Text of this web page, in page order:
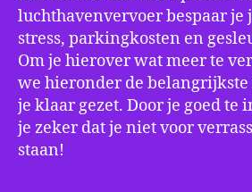
luchthavenvervoer bespaar je
stress, parkingkosten en
Om je hierover wat meer te
we hieronder de
je klaar gezet. Door je goed te
je zeker dat je niet voor
staan!